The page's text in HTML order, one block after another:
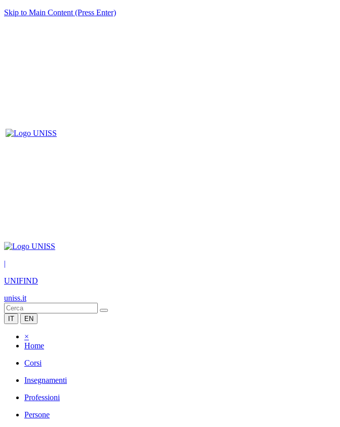
Skip to Main Content (Press Enter)
|
UNIFIND
uniss.it
IT EN
×
Home
Corsi
Insegnamenti
Professioni
Persone